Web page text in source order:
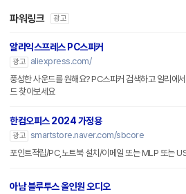
파워링크 광고
알리익스프레스 PC스피커
광고
aliexpress.com/
풍성한 사운드를 원해요? PC스피커 검색하고 알리에
드 찾아보세요
한컴오피스 2024 가정용
광고 smartstore.naver.com/sbcore
포인트적립/PC,노트북 설치/이메일 또는 MLP 또는
아남 블루투스 올인원 오디오